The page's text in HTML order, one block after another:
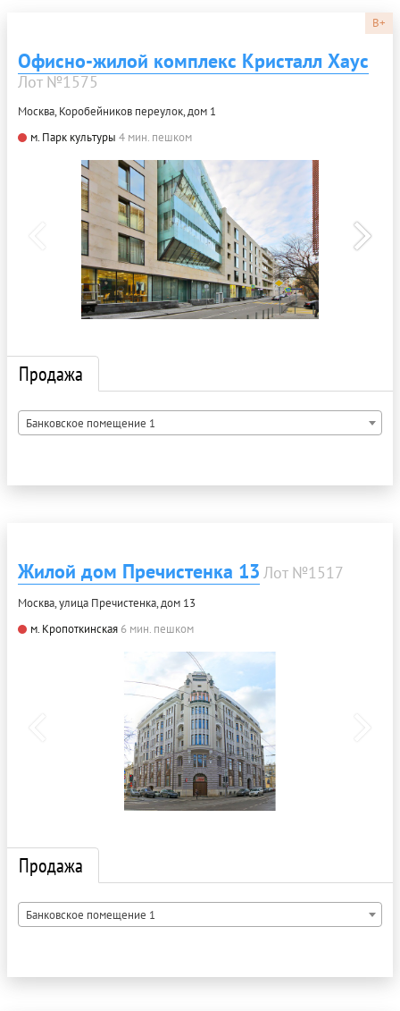
B+
Офисно-жилой комплекс Кристалл Хаус
Лот №1575
Москва, Коробейников переулок, дом 1
м. Парк культуры 4 мин. пешком
Продажа
Банковское помещение 1
Жилой дом Пречистенка 13 Лот №1517
Москва, улица Пречистенка, дом 13
м. Кропоткинская 6 мин. пешком
Продажа
Банковское помещение 1